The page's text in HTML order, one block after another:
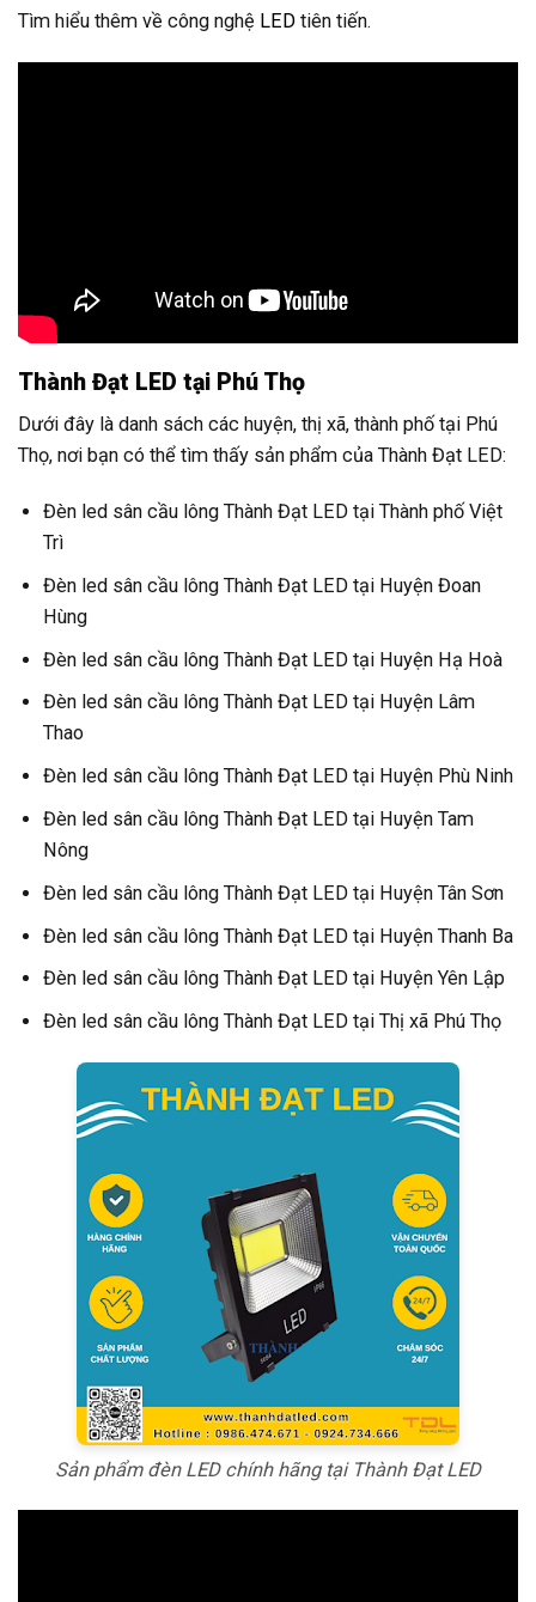
Tìm hiểu thêm về công nghệ LED tiên tiến.
Thành Đạt LED tại Phú Thọ
Dưới đây là danh sách các huyện, thị xã, thành phố tại Phú
Thọ, nơi bạn có thể tìm thấy sản phẩm của Thành Đạt LED:
Đèn led sân cầu lông Thành Đạt LED tại Thành phố Việt
Trì
Đèn led sân cầu lông Thành Đạt LED tại Huyện Đoan
Hùng
Đèn led sân cầu lông Thành Đạt LED tại Huyện Hạ Hoà
Đèn led sân cầu lông Thành Đạt LED tại Huyện Lâm
Thao
Đèn led sân cầu lông Thành Đạt LED tại Huyện Phù Ninh
Đèn led sân cầu lông Thành Đạt LED tại Huyện Tam
Nông
Đèn led sân cầu lông Thành Đạt LED tại Huyện Tân Sơn
Đèn led sân cầu lông Thành Đạt LED tại Huyện Thanh Ba
Đèn led sân cầu lông Thành Đạt LED tại Huyện Yên Lập
Đèn led sân cầu lông Thành Đạt LED tại Thị xã Phú Thọ
Sản phẩm đèn LED chính hãng tại Thành Đạt LED